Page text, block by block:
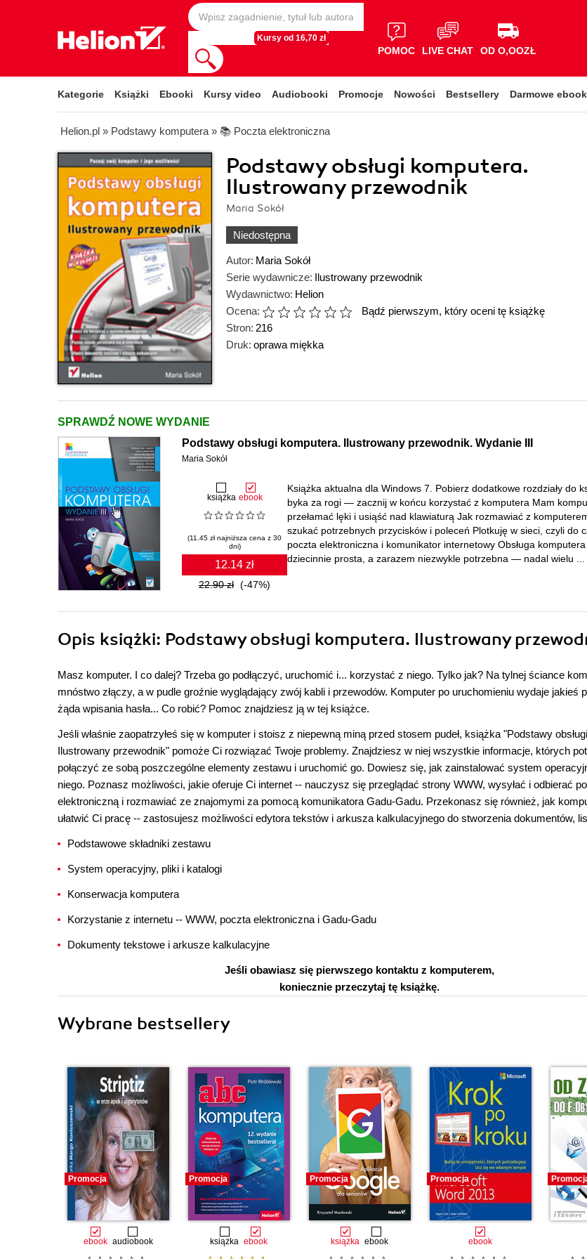
Kursy od 16,70 zł
POMOC LIVE CHAT OD O,OOZŁ
Kategorie Książki Ebooki Kursy video Audiobooki Promocje Nowości Bestsellery Darmowe
Helion.pl » Podstawy komputera » 📚 Poczta elektroniczna
Podstawy obsługi komputera.
Ilustrowany przewodnik
Maria Sokół
Niedostępna
Autor: Maria Sokół
Serie wydawnicze: Ilustrowany przewodnik
Wydawnictwo: Helion
Ocena:
Bądź pierwszym, który oceni tę książkę
Stron: 216
Druk: oprawa miękka
SPRAWDŹ NOWE WYDANIE
Podstawy obsługi komputera. Ilustrowany przewodnik. Wydanie III
Maria Sokół
książka ebook
(11.45 zł najniższa cena z 30
dni)
12.14 zł
22.90 zł (-47%)
Książka aktualna dla Windows 7. Pobierz dodatkowe rozdziały do
byka za rogi — zacznij w końcu korzystać z komputera Mam
przełamać lęki i usiąść nad klawiaturą Jak rozmawiać z
szukać potrzebnych przycisków i poleceń Plotkuję w sieci, czyli do
poczta elektroniczna i komunikator internetowy Obsługa
dziecinnie prosta, a zarazem niezwykle potrzebna — nadal wielu ...
Opis książki: Podstawy obsługi komputera. Ilustrowany
Masz komputer. I co dalej? Trzeba go podłączyć, uruchomić i... korzystać z niego. Tylko jak? Na tylnej ściance
mnóstwo złączy, a w pudle groźnie wyglądający zwój kabli i przewodów. Komputer po uruchomieniu wydaje jakieś
żąda wpisania hasła... Co robić? Pomoc znajdziesz ją w tej książce.
Jeśli właśnie zaopatrzyłeś się w komputer i stoisz z niepewną miną przed stosem pudeł, książka "Podstawy
Ilustrowany przewodnik" pomoże Ci rozwiązać Twoje problemy. Znajdziesz w niej wszystkie informacje, których
połączyć ze sobą poszczególne elementy zestawu i uruchomić go. Dowiesz się, jak zainstalować system
niego. Poznasz możliwości, jakie oferuje Ci internet -- nauczysz się przeglądać strony WWW, wysyłać i odbierać
elektroniczną i rozmawiać ze znajomymi za pomocą komunikatora Gadu-Gadu. Przekonasz się również, jak
ułatwić Ci pracę -- zastosujesz możliwości edytora tekstów i arkusza kalkulacyjnego do stworzenia dokumentów,
Podstawowe składniki zestawu
System operacyjny, pliki i katalogi
Konserwacja komputera
Korzystanie z internetu -- WWW, poczta elektroniczna i Gadu-Gadu
Dokumenty tekstowe i arkusze kalkulacyjne
Jeśli obawiasz się pierwszego kontaktu z komputerem,
koniecznie przeczytaj tę książkę.
Wybrane bestsellery
Promocja
ebook audiobook
Promocja
książka ebook
Promocja
książka ebook
Promocja
ebook